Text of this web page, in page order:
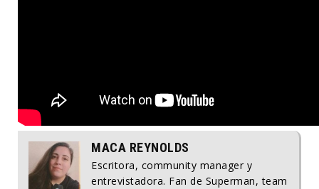
MACA REYNOLDS
Escritora, community manager y
entrevistadora. Fan de Superman, team